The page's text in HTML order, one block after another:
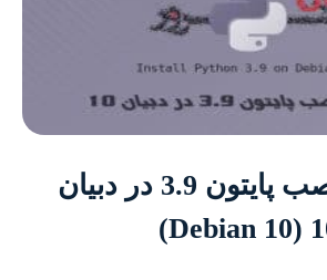
آموزش نصب پایتون 3.9 در دبیان